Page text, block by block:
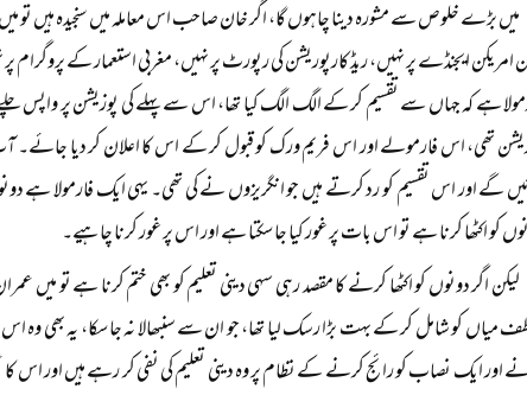
میں بڑے خلوص سے مشورہ دینا چاہوں گا، اگر خان صاحب اس معاملہ میں سنجیدہ ہیں تو
امریکن ایجنڈے پر نہیں، ریڈ کارپوریشن کی رپورٹ پر نہیں، مغربی استعمار کے پروگرام
گے اور اس تقسیم کو رد کرتے ہیں جو انگریزوں نے کی تھی۔ یہی ایک فارمولا ہے
کو اکٹھا کرنا ہے تو اس بات پر غور کیا جا سکتا ہے اور اس پر غور کرنا چاہیے۔
لیکن اگر دونوں کو اکٹھا کرنے کا مقصد رہی سہی دینی تعلیم کو بھی ختم کرنا ہے تو
میاں کو شامل کر کے بہت بڑا رسک لیا تھا، جو ان سے سنبھالا نہ جا سکا، یہ بھی وہ
اور ایک نصاب کو رائج کرنے کے نظام پر وہ دینی تعلیم کی نفی کر رہے ہیں اور اس